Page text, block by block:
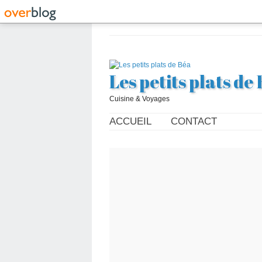
Les petits plats de
Cuisine & Voyages
ACCUEIL CONTACT